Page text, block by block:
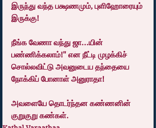
இருந்து வந்த பக்ஷணமும், புளிஹோரையும்
இருக்கு!
நீங்க வேணா வந்து ஜா...யின்
பண்ணிக்கலாம்!" என நீட்டி முழக்கிச்
சொல்லவிட்டு அவனுடைய தந்தையை
நோக்கிப் போனாள் அனுராதா!
அவளையே தொடர்ந்தன கண்ணனின்
குறுகுறு கண்கள்.